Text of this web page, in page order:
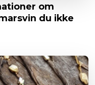
om
du ikke